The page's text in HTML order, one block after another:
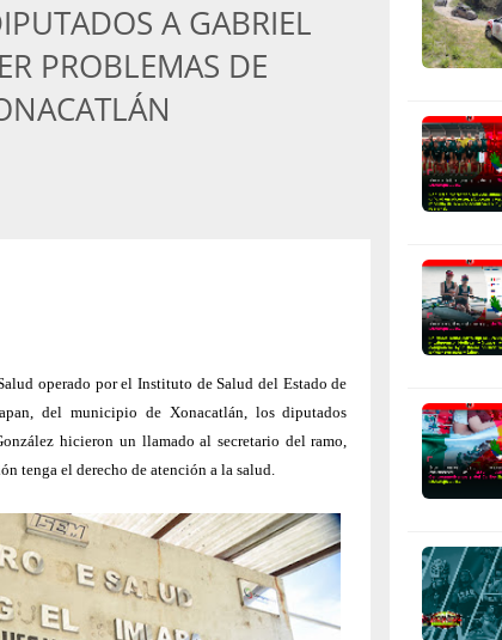
A GABRIEL
PROBLEMAS DE
operado por el Instituto de Salud del Estado de
del municipio de Xonacatlán, los diputados
hicieron un llamado al secretario del ramo,
tenga el derecho de atención a la salud.